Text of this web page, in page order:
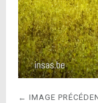
← IMAGE